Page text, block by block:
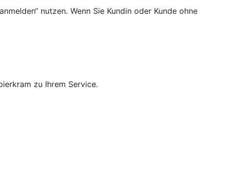
nutzen. Wenn Sie Kundin oder Kunde ohne
zu Ihrem Service.